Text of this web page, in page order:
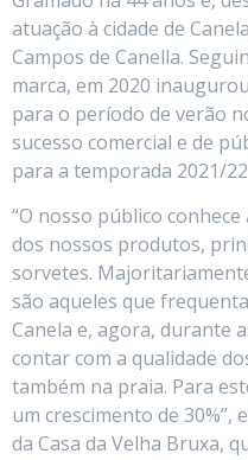
atuação à cidade de
Campos de Canella.
marca, em 2020
para o período de verão
sucesso comercial e de
para a temporada 2021/
“O nosso público
dos nossos produtos,
sorvetes.
são aqueles que
Canela e, agora, durante
contar com a qualidade
também na praia. Para
um crescimento de
da Casa da Velha Bruxa,